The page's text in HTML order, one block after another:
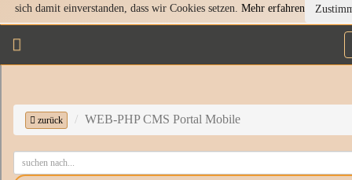
sich damit einverstanden, dass wir Cookies setzen. Mehr erfahren
zurück WEB-PHP CMS Portal Mobile